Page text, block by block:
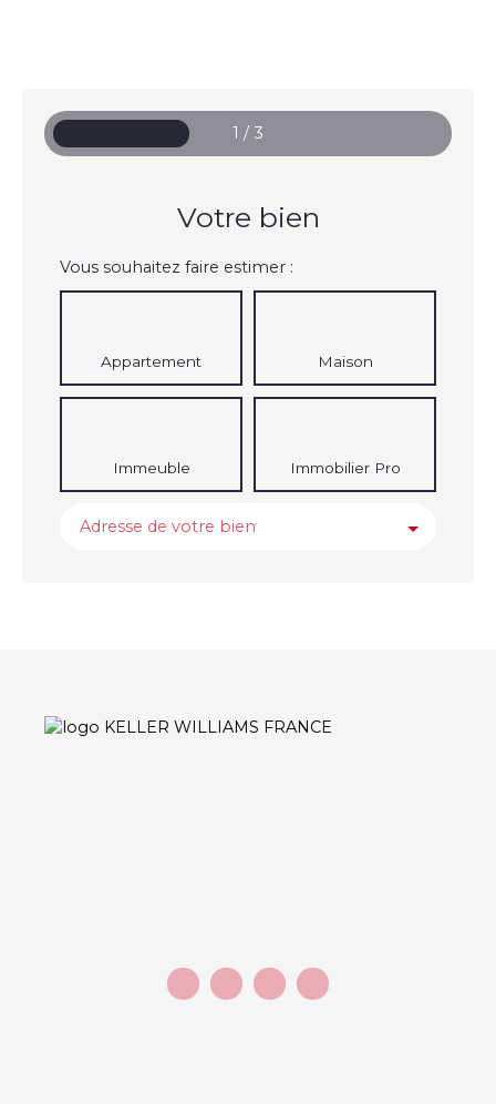
1 / 3
Votre bien
Vous souhaitez faire estimer :
Appartement Maison
Immeuble Immobilier Pro
Adresse de votre bien